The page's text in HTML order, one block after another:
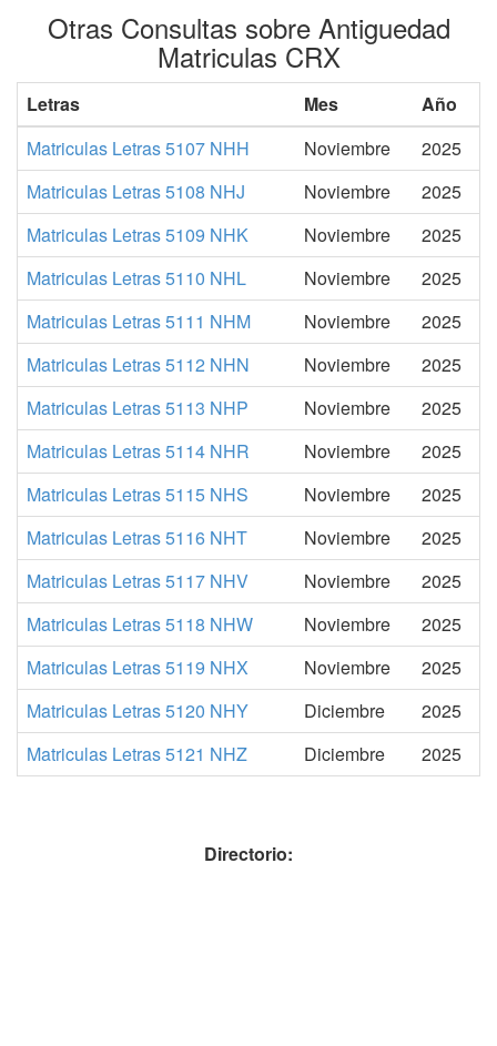
Otras Consultas sobre Antiguedad
Matriculas CRX
Letras Mes
Año
Matriculas Letras 5107 NHH
Noviembre
2025
Matriculas Letras 5108 NHJ
Noviembre
2025
Matriculas Letras 5109 NHK
Noviembre
2025
Matriculas Letras 5110 NHL
Noviembre
2025
Matriculas Letras 5111 NHM
Noviembre
2025
Matriculas Letras 5112 NHN
Noviembre
2025
Matriculas Letras 5113 NHP
Noviembre
2025
Matriculas Letras 5114 NHR
Noviembre
2025
Matriculas Letras 5115 NHS
Noviembre
2025
Matriculas Letras 5116 NHT
Noviembre
2025
Matriculas Letras 5117 NHV
Noviembre
2025
Matriculas Letras 5118 NHW
Noviembre
2025
Matriculas Letras 5119 NHX
Noviembre
2025
Matriculas Letras 5120 NHY
Diciembre
2025
Matriculas Letras 5121 NHZ
Diciembre 2025
Directorio: